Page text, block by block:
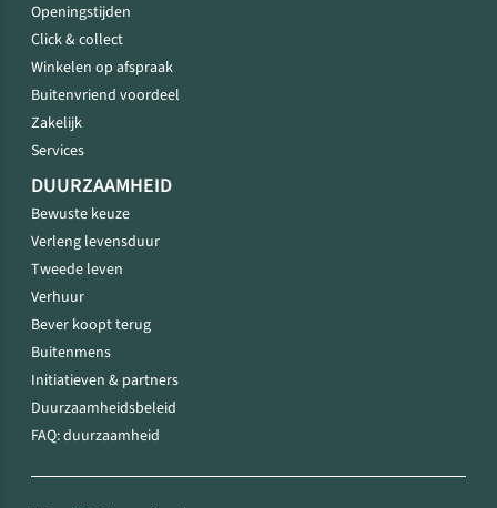
Openingstijden
Click & collect
Winkelen op afspraak
Buitenvriend voordeel
Zakelijk
Services
DUURZAAMHEID
Bewuste keuze
Verleng levensduur
Tweede leven
Verhuur
Bever koopt terug
Buitenmens
Initiatieven & partners
Duurzaamheidsbeleid
FAQ: duurzaamheid